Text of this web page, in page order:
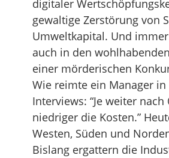
digitaler
gewaltige Zerstörung von
Umweltkapital. Und
auch in den
einer mörderischen
Wie reimte ein Manager
Interviews: “Je weiter nach
niedriger die Kosten.”
Westen, Süden und
Bislang ergattern die